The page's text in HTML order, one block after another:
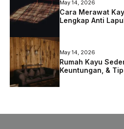
May 14, 2026
Cara Merawat
Lengkap Anti
May 14, 2026
Rumah Kayu
Keuntungan, &